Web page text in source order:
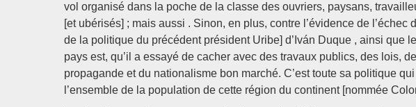
vol organisé dans la poche de la classe des ouvriers, paysans,
[et ubérisés] ; mais aussi . Sinon, en plus, contre l’évidence de
de la politique du précédent président Uribe] d’Iván Duque , ainsi que
pays est, qu’il a essayé de cacher avec des travaux publics, des lois,
propagande et du nationalisme bon marché. C’est toute sa politique
l’ensemble de la population de cette région du continent [nommée